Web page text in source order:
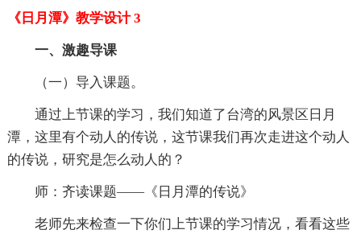
《日月潭》教学设计 3
一、激趣导课
（一）导入课题。
通过上节课的学习，我们知道了台湾的风景区日月
潭，这里有个动人的传说，这节课我们再次走进这个动人
的传说，研究是怎么动人的？
师：齐读课题——《日月潭的传说》
老师先来检查一下你们上节课的学习情况，看看这些